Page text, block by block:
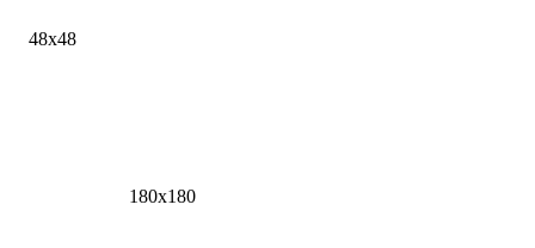
48x48
180x180